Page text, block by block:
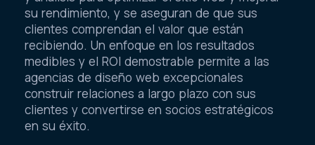
su rendimiento, y se aseguran de que sus
clientes comprendan el valor que están
recibiendo. Un enfoque en los resultados
medibles y el ROI demostrable permite a las
agencias de diseño web excepcionales
construir relaciones a largo plazo con sus
clientes y convertirse en socios estratégicos
en su éxito.